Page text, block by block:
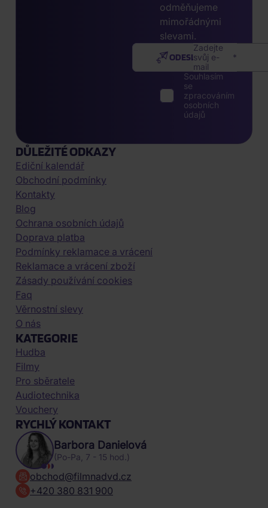
odměňujeme
mimořádnými
slevami.
Zadejte
svůj e-
mail
ODESLAT
Souhlasím
se
zpracováním
osobních
údajů
DŮLEŽITÉ ODKAZY
Ediční kalendář
Obchodní podmínky
Kontakty
Blog
Ochrana osobních údajů
Doprava platba
Podmínky reklamace a vrácení
Reklamace a vrácení zboží
Zásady používání cookies
Faq
Věrnostní slevy
O nás
KATEGORIE
Hudba
Filmy
Pro sběratele
Audiotechnika
Vouchery
RYCHLÝ KONTAKT
Barbora Danielová
(Po-Pa, 7 - 15 hod.)
obchod@filmnadvd.cz
+420 380 831 900